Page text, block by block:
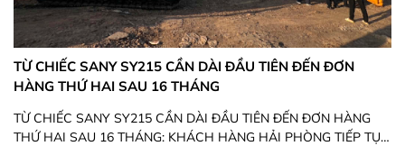
TỪ CHIẾC SANY SY215 CẦN DÀI ĐẦU TIÊN ĐẾN ĐƠN
HÀNG THỨ HAI SAU 16 THÁNG
TỪ CHIẾC SANY SY215 CẦN DÀI ĐẦU TIÊN ĐẾN ĐƠN HÀNG
THỨ HAI SAU 16 THÁNG: KHÁCH HÀNG HẢI PHÒNG TIẾP TỤC